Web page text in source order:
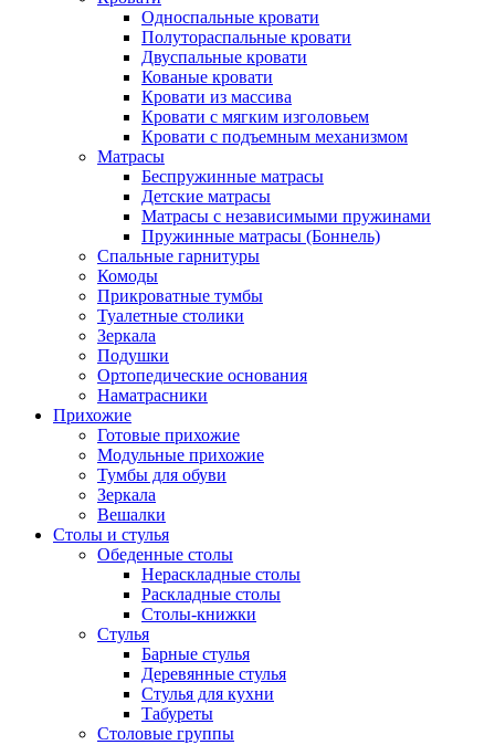
Односпальные кровати
Полутораспальные кровати
Двуспальные кровати
Кованые кровати
Кровати из массива
Кровати с мягким изголовьем
Кровати с подъемным механизмом
Матрасы
Беспружинные матрасы
Детские матрасы
Матрасы с независимыми пружинами
Пружинные матрасы (Боннель)
Спальные гарнитуры
Комоды
Прикроватные тумбы
Туалетные столики
Зеркала
Подушки
Ортопедические основания
Наматрасники
Прихожие
Готовые прихожие
Модульные прихожие
Тумбы для обуви
Зеркала
Вешалки
Столы и стулья
Обеденные столы
Нераскладные столы
Раскладные столы
Столы-книжки
Стулья
Барные стулья
Деревянные стулья
Стулья для кухни
Табуреты
Столовые группы